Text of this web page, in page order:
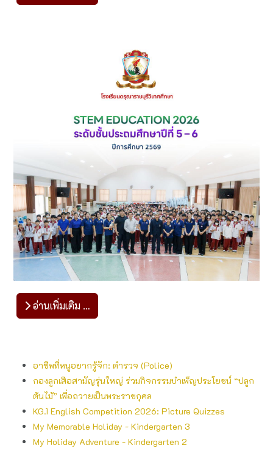
อ่านเพิ่มเติม …
อาชีพที่หนูอยากรู้จัก: ตำรวจ (Police)
กองลูกเสือสามัญรุ่นใหญ่ ร่วมกิจกรรมบำเพ็ญประโยชน์ “ปลูก
ต้นไม้” เพื่อถวายเป็นพระราชกุศล
KG.1 English​ Competition​ 2026: Picture​ Quizzes​
My Memorable Holiday - Kindergarten 3
My Holiday Adventure - Kindergarten 2